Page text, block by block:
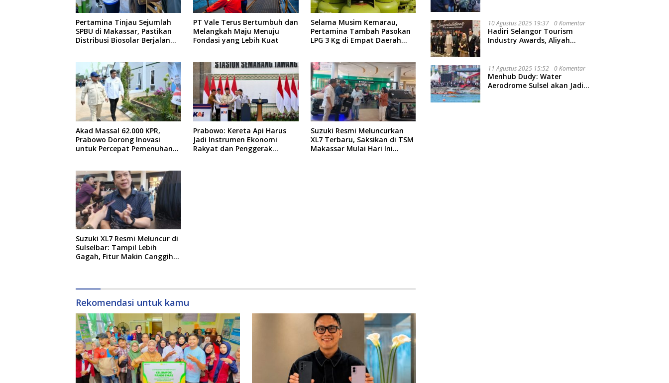
Pertamina Tinjau Sejumlah
SPBU di Makassar, Pastikan
Distribusi Biosolar Berjalan
PT Vale Terus Bertumbuh dan
Melangkah Maju Menuju
Fondasi yang Lebih Kuat
Selama Musim Kemarau,
Pertamina Tambah Pasokan
LPG 3 Kg di Empat Daerah
Akad Massal 62.000 KPR,
Prabowo Dorong Inovasi
untuk Percepat Pemenuhan
Prabowo: Kereta Api Harus
Jadi Instrumen Ekonomi
Rakyat dan Penggerak
Suzuki Resmi Meluncurkan
XL7 Terbaru, Saksikan di TSM
Makassar Mulai Hari Ini
Suzuki XL7 Resmi Meluncur di
Sulselbar: Tampil Lebih
Gagah, Fitur Makin Canggih,
Rekomendasi untuk kamu
10 Agustus 2025 19:37 0 Komentar
Hadiri Selangor Tourism
Industry Awards, Aliyah
11 Agustus 2025 15:52 0 Komentar
Menhub Dudy: Water
Aerodrome Sulsel akan Jadi